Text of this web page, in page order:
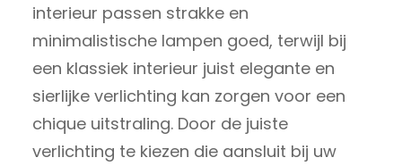
interieur passen strakke en
minimalistische lampen goed, terwijl bij
een klassiek interieur juist elegante en
sierlijke verlichting kan zorgen voor een
chique uitstraling. Door de juiste
verlichting te kiezen die aansluit bij uw